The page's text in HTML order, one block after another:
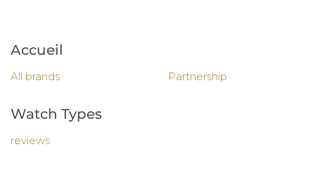
Accueil
All brands Partnership
Watch Types
reviews